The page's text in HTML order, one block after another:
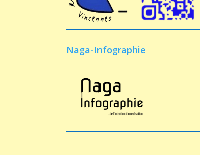
Naga-Infographie